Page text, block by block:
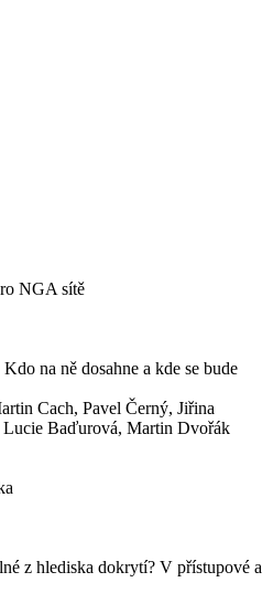
NGA sítě
na ně dosahne a kde se bude
Cach, Pavel Černý, Jiřina
Baďurová, Martin Dvořák
z hlediska dokrytí? V přístupové a